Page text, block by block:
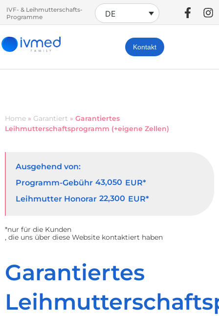
IVF- & Leihmutterschafts-
Programme
DE
Kontakt
Home » Garantiert » Garantiertes
Leihmutterschaftsprogramm (+eigene Zellen)
Ausgehend von:
Programm-Gebühr 43,050 EUR*
Leihmutter Honorar 22,300 EUR*
*nur für die Kunden
, die uns über diese Website kontaktiert haben
Garantiertes